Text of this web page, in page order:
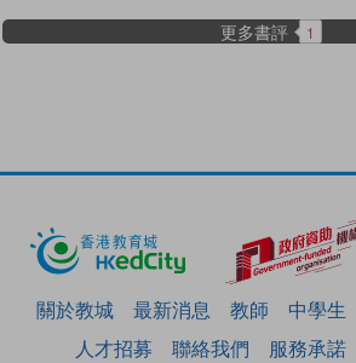
更多書評 1
關於教城 最新消息 教師 中學生
人才招募
聯絡我們 服務承諾